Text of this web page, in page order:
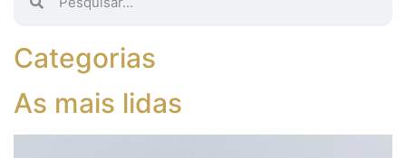
Categorias
As mais lidas